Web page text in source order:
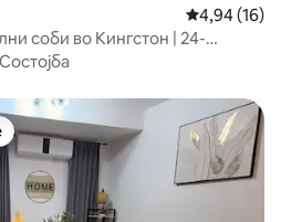
Просечна
4,94 (16)
соби во Кингстон | 24-
Состојба
на гостите“